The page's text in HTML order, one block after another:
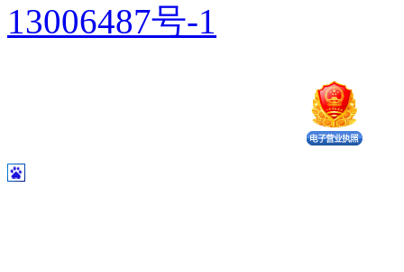
13006487号-1